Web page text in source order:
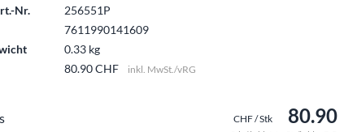
Nr.
256551P
7611990141609
0.33 kg
80.90 CHF inkl. MwSt./vRG
CHF / Stk 80.90